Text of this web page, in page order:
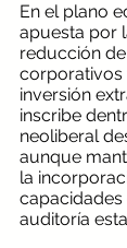
En el plano
apuesta por
reducción
corporativos
inversión
inscribe
neoliberal
aunque
la
auditoría